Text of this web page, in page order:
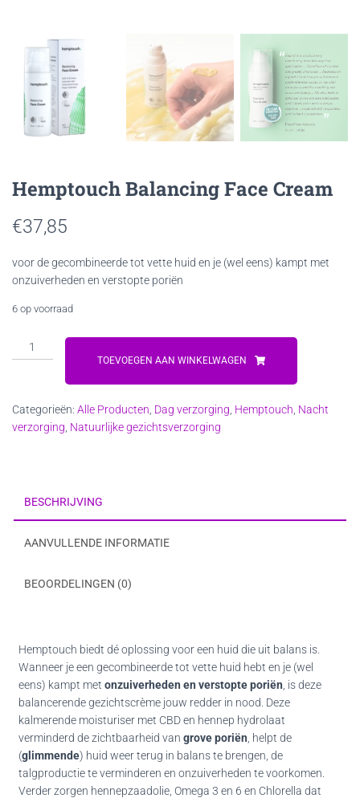
Hemptouch Balancing Face Cream
€37,85
voor de gecombineerde tot vette huid en je (wel eens) kampt met
onzuiverheden en verstopte poriën
6 op voorraad
Hemptouch
Balancing
aantal
TOEVOEGEN AAN WINKELWAGEN
Categorieën: Alle Producten Dag verzorging Hemptouch Nacht
verzorging Natuurlijke gezichtsverzorging
BESCHRIJVING
AANVULLENDE INFORMATIE
BEOORDELINGEN (0)
Hemptouch biedt dé oplossing voor een huid die uit balans is.
Wanneer je een gecombineerde tot vette huid hebt en je (wel
eens) kampt met onzuiverheden en verstopte poriën , is deze
balancerende gezichtscrème jouw redder in nood. Deze
kalmerende moisturiser met CBD en hennep hydrolaat
verminderd de zichtbaarheid van grove poriën , helpt de
(glimmende) huid weer terug in balans te brengen, de
talgproductie te verminderen en onzuiverheden te voorkomen.
Verder zorgen hennepzaadolie, Omega 3 en 6 en Chlorella dat